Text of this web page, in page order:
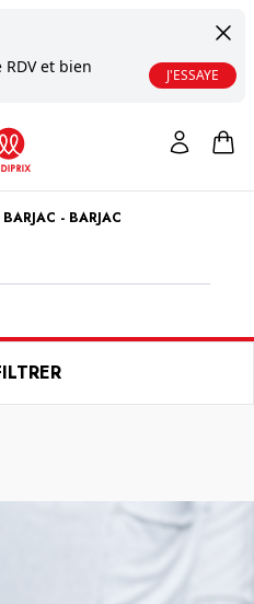
et bien
J'ESSAYE
- BARJAC